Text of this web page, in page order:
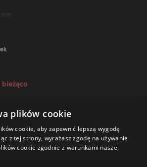
plików cookie
cookie, aby zapewnić lepszą wygodę
z tej strony, wyrażasz zgodę na używanie
cookie zgodnie z warunkami naszej